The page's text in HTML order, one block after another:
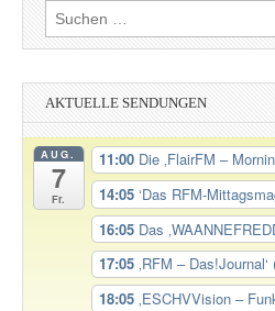
Suchen
nach:
AKTUELLE SENDUNGEN
AUG.
7
Fr.
11:00 Die ‚FlairFM –
14:05 ‘Das RFM-
16:05 Das
17:05 ‚RFM –
18:05 ‚ESCHVVision –